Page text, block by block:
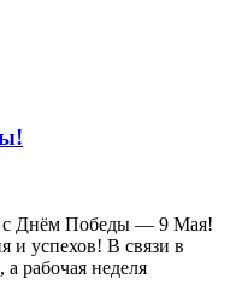
с Днём Победы — 9 Мая!
и успехов! В связи в
рабочая неделя